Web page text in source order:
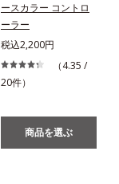
ースカラー コントロ
ーラー
税込2,200円
（4.35 /
20件）
商品を選ぶ